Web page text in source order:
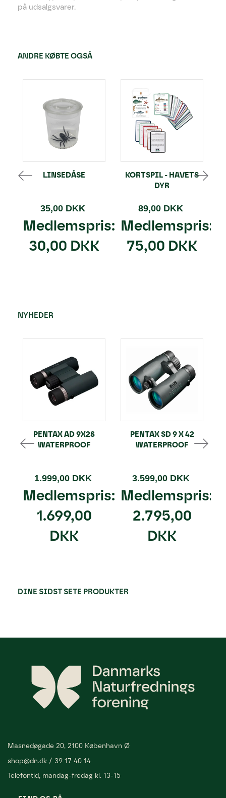
på udsalgsvarer.
ANDRE KØBTE OGSÅ
LINSEDÅSE
35,00 DKK
Medlemspris:
30,00 DKK
KORTSPIL - HAVETS
DYR
89,00 DKK
Medlemspris:
75,00 DKK
NYHEDER
PENTAX AD 9X28
WATERPROOF
1.999,00 DKK
Medlemspris:
1.699,00
DKK
PENTAX SD 9 X 42
WATERPROOF
3.599,00 DKK
Medlemspris:
2.795,00
DKK
DINE SIDST SETE PRODUKTER
Masnedøgade 20, 2100 København Ø
shop@dn.dk / 39 17 40 14
Telefontid, mandag-fredag kl. 13-15